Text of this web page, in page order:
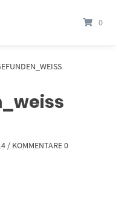
0
/ KOMMENTARE 0